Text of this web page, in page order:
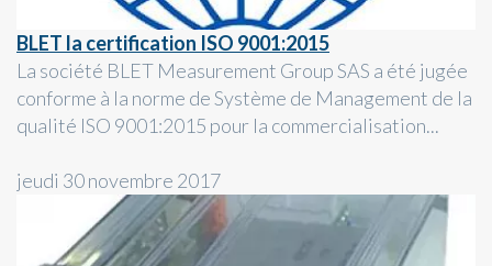
BLET la certification ISO 9001:2015
La société BLET Measurement Group SAS a été jugée
conforme à la norme de Système de Management de la
qualité ISO 9001:2015 pour la commercialisation...
jeudi 30 novembre 2017